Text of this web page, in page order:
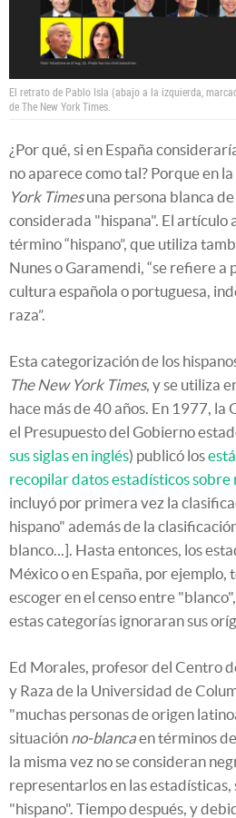
El retrato de Pablo Isla (abajo a la izquierda,
de The New York Times.
¿Por qué, si en España
no aparece como tal? Porque en
York Timesuna persona blanca
considerada "hispana". El artículo
término “hispano”, que utiliza
Nunes o Garamendi, “se refiere a
cultura española o portuguesa,
raza”.
Esta categorización de los
The New York Times, y se utiliza
hace más de 40 años. En 1977, la
el Presupuesto del Gobierno
sus siglas en inglés) publicó los
recopilar datos estadísticos sobre
incluyó por primera vez la
hispano" además de la
blanco...]. Hasta entonces, los
México o en España, por ejemplo,
escoger en el censo entre
estas categorías ignoraran sus
Ed Morales, profesor del Centro
y Raza de la Universidad de
"muchas personas de origen
situación no-blancaen términos
la misma vez no se consideran
representarlos en las
"hispano". Tiempo después, y